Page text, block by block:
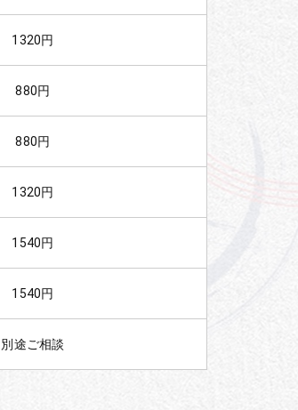
1320円
880円
880円
1320円
1540円
1540円
別途ご相談